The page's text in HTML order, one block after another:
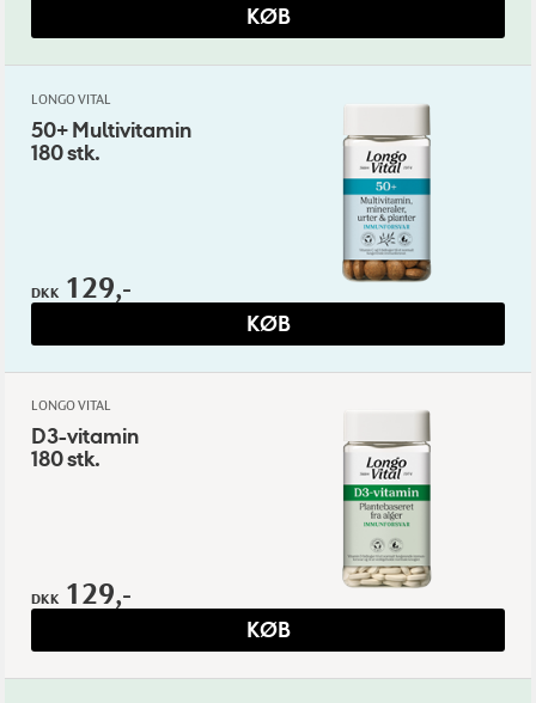
KØB
LONGO VITAL
50+ Multivitamin
180 stk.
DKK 129,-
KØB
LONGO VITAL
D3-vitamin
180 stk.
DKK 129,-
KØB